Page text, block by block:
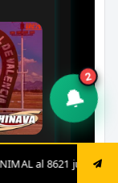
04/08 | 21:24
es BsS
🔔
2